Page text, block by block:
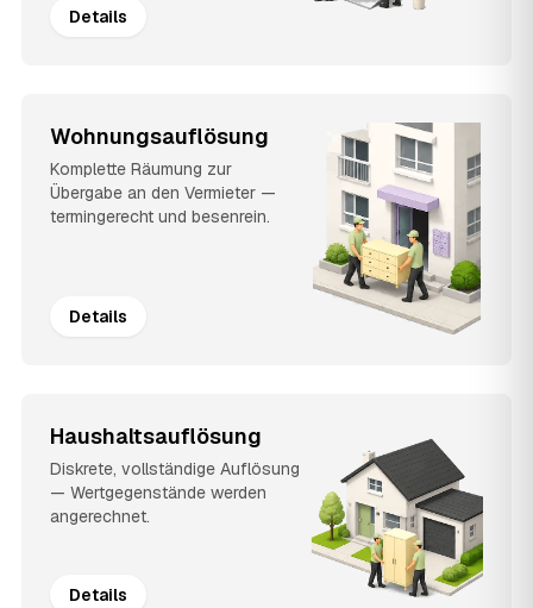
Details
Wohnungsauflösung
Komplette Räumung zur
Übergabe an den Vermieter —
termingerecht und besenrein.
Details
Haushaltsauflösung
Diskrete, vollständige Auflösung
— Wertgegenstände werden
angerechnet.
Details